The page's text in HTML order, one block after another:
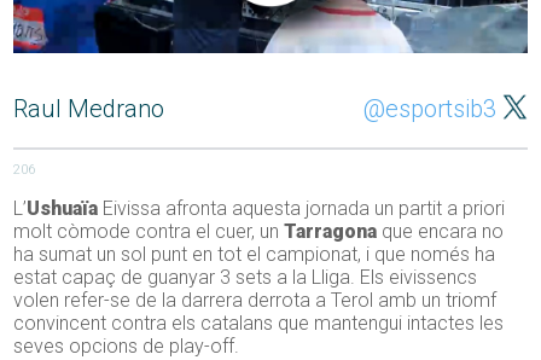
Raul Medrano @esportsib3
206
L’Ushuaïa Eivissa afronta aquesta jornada un partit a priori
molt còmode contra el cuer, unTarragona que encara no
ha sumat un sol punt en tot el campionat, i que només ha
estat capaç de guanyar 3 sets a la Lliga. Els eivissencs
volen refer-se de la darrera derrota a Terol amb un triomf
convincent contra els catalans que mantengui intactes les
seves opcions de play-off.